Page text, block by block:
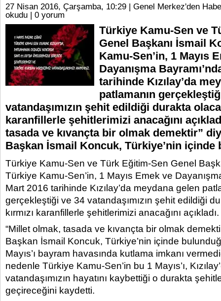
27 Nisan 2016, Çarşamba, 10:29 | Genel Merkez'den
okudu | 0 yorum
Türkiye Kamu-Sen ve
Genel Başkanı İsmail
Kamu-Sen’in, 1 Mayıs
Dayanışma
tarihinde Kızılay’da
patlamanın
vatandaşımızın şehit edildiği durakta
karanfillerle şehitlerimizi anacağını
tasada ve kıvançta bir olmak demektir”
Başkan İsmail Koncuk, Türkiye’nin
Türkiye Kamu-Sen ve Türk Eğitim-Sen Genel
Türkiye Kamu-Sen’in, 1 Mayıs Emek ve
Mart 2016 tarihinde Kızılay’da meydana gelen
gerçekleştiği ve 34 vatandaşımızın şehit edildiği
kırmızı karanfillerle şehitlerimizi anacağını açıkladı.
“Millet olmak, tasada ve kıvançta bir olmak
Başkan İsmail Koncuk, Türkiye’nin içinde
Mayıs’ı bayram havasında kutlama imkanı
nedenle Türkiye Kamu-Sen’in bu 1 Mayıs’ı,
vatandaşımızın hayatını kaybettiği o durakta
geçireceğini kaydetti.